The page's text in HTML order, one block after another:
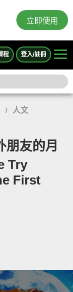
立即使用
程 登入/註冊
/
人文
朋友的月
Try
First